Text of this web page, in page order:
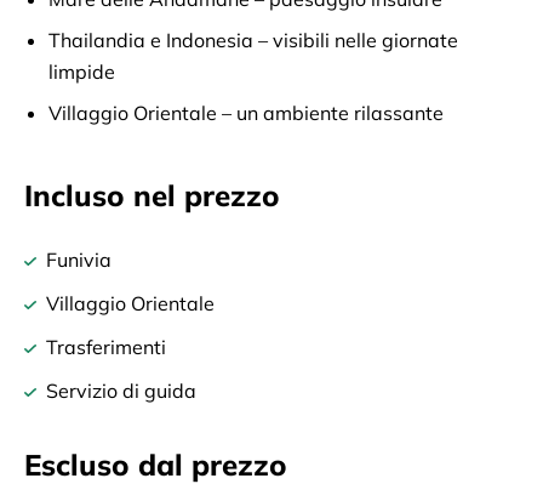
Thailandia e Indonesia – visibili nelle giornate
limpide
Villaggio Orientale – un ambiente rilassante
Incluso nel prezzo
Funivia
Villaggio Orientale
Trasferimenti
Servizio di guida
Escluso dal prezzo